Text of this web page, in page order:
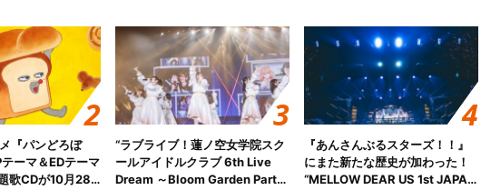
『パンどろぼ
ーマ＆EDテーマ
歌CDが10月28
“ラブライブ！蓮ノ空女学院スク
ールアイドルクラブ 6th Live
Dream ～Bloom Garden Party
『あんさんぶるスターズ！！』
にまた新たな歴史が加わった！
“MELLOW DEAR US 1st JAPAN